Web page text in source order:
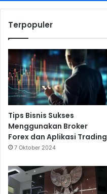
Terpopuler
Tips Bisnis Sukses
Menggunakan Broker
Forex dan Aplikasi Trading
7 Oktober 2024